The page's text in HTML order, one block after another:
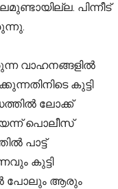
പിന്നീട്
വാഹനങ്ങളിൽ
കുട്ടി
ലോക്ക്
പൊലീസ്
പാട്ട്
കുട്ടി
പോലും ആരും